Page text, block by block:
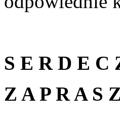
S E R D E C
Z A P R A S